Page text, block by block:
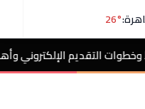
26°
وأهم الضوابط..إضافة